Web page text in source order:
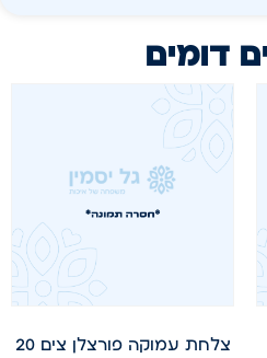
דומים
צלחת עמוקה פורצלן צים 20